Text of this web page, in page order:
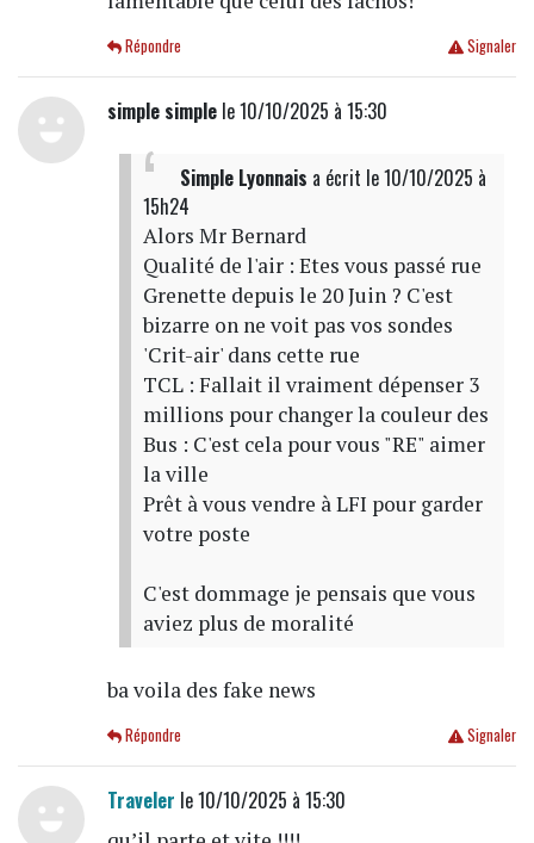
Signaler
Répondre
simple simplele 10/10/2025 à 15:30
Simple Lyonnais a écrit le 10/10/2025 à
15h24
Alors Mr Bernard
Qualité de l'air : Etes vous passé rue
Grenette depuis le 20 Juin ? C'est
bizarre on ne voit pas vos sondes
'Crit-air' dans cette rue
TCL : Fallait il vraiment dépenser 3
millions pour changer la couleur des
Bus : C'est cela pour vous "RE" aimer
la ville
Prêt à vous vendre à LFI pour garder
votre poste
C'est dommage je pensais que vous
aviez plus de moralité
ba voila des fake news
Signaler
Répondre
Traveler le 10/10/2025 à 15:30